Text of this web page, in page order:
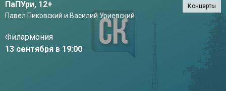
ПаПУри, 12+
Павел Пиковский и Василий Уриевский
Филармония
13 сентября в 19:00
Концерты